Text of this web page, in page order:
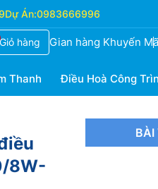
Dự Án:0983666996
Giỏ hàng Gian hàng Khuyến
Thanh Điều Hoà Công
8W-
BÀI